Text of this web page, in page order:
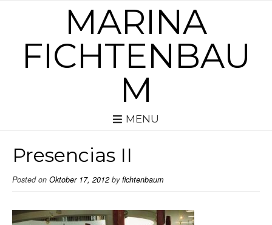
MARINA
FICHTENBAU
M
MENU
Presencias II
Posted on Oktober 17, 2012byfichtenbaum